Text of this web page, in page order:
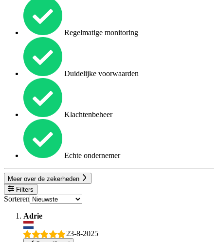
Regelmatige monitoring
Duidelijke voorwaarden
Klachtenbeheer
Echte ondernemer
Meer over de zekerheden
Filters
Sorteren
Adrie
23-8-2025